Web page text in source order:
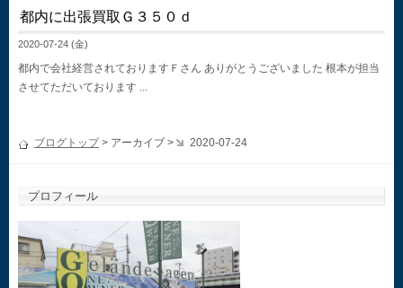
都内に出張買取Ｇ３５０ｄ
2020-07-24 (金)
都内で会社経営されておりますＦさん ありがとうございました 根本が担当
させてただいております ...
ブログトップ> アーカイブ > 2020-07-24
プロフィール